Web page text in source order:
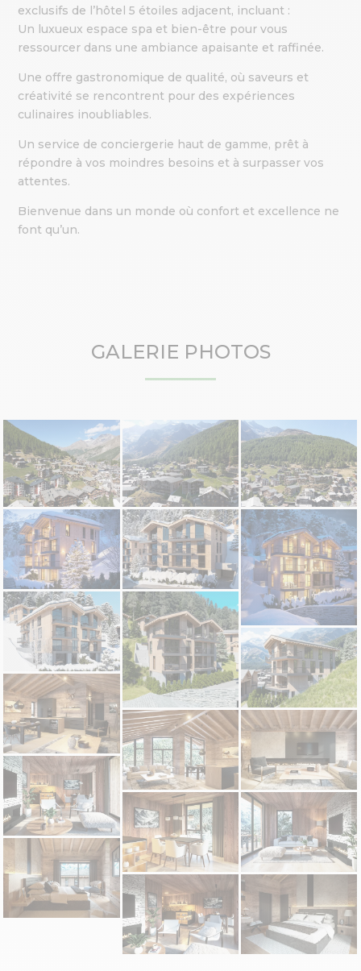
exclusifs de l’hôtel 5 étoiles adjacent, incluant :
Un luxueux espace spa et bien-être pour vous
ressourcer dans une ambiance apaisante et raffinée.
Une offre gastronomique de qualité, où saveurs et
créativité se rencontrent pour des expériences
culinaires inoubliables.
Un service de conciergerie haut de gamme, prêt à
répondre à vos moindres besoins et à surpasser vos
attentes.
Bienvenue dans un monde où confort et excellence ne
font qu’un.
GALERIE PHOTOS